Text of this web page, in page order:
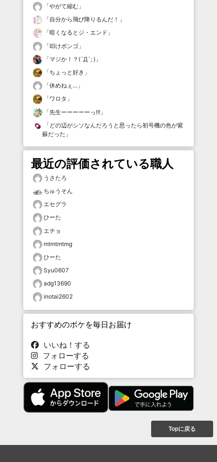
「やがて縮む 」
「自分から飛び降りるんだ！ 」
「暗くなるとジ・エンド 」
「叩けボンゴ 」
「マジか！？(´Д`; ) 」
「ちょっと好き 」
「休めねぇ… 」
「ワロタ 」
「先生ーーーーーっ!!! 」
「 どの辺がシソなんだろうと思ったら初号機の色が紫
蘇だった 」
最近の評価されている職人
うさたろ
ちゅうそん
エセグラ
ひーた
エチョ
mtmtmtmg
ひーた
Syu0607
adg13690
inotai2602
おすすめのボケを毎日お届け
いいね！する
フォローする
フォローする
Topに戻る